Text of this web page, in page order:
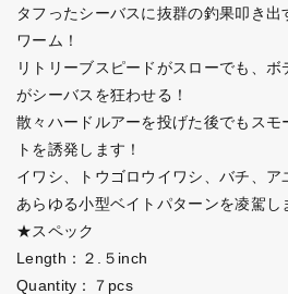
タフったシーバスに抜群の釣果叩き出
ワーム！
リトリーブスピードがスローでも、
がシーバスを狂わせる！
散々ハードルアーを投げた後でもスモ
トを誘発します！
イワシ、トウゴロウイワシ、バチ、ア
あらゆる小型ベイトパターンを凌駕し
★スペック
Length：２.５inch
Quantity：７pcs